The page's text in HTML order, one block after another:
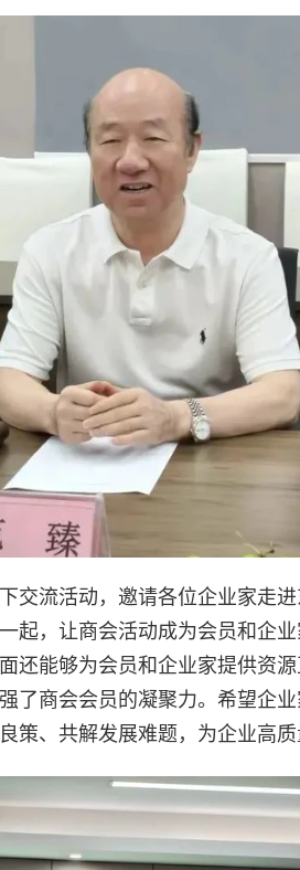
交流活动，邀请各位企业家走
起，让商会活动成为会员和企
还能够为会员和企业家提供资
了商会会员的凝聚力。希望企业
策、共解发展难题，为企业高质